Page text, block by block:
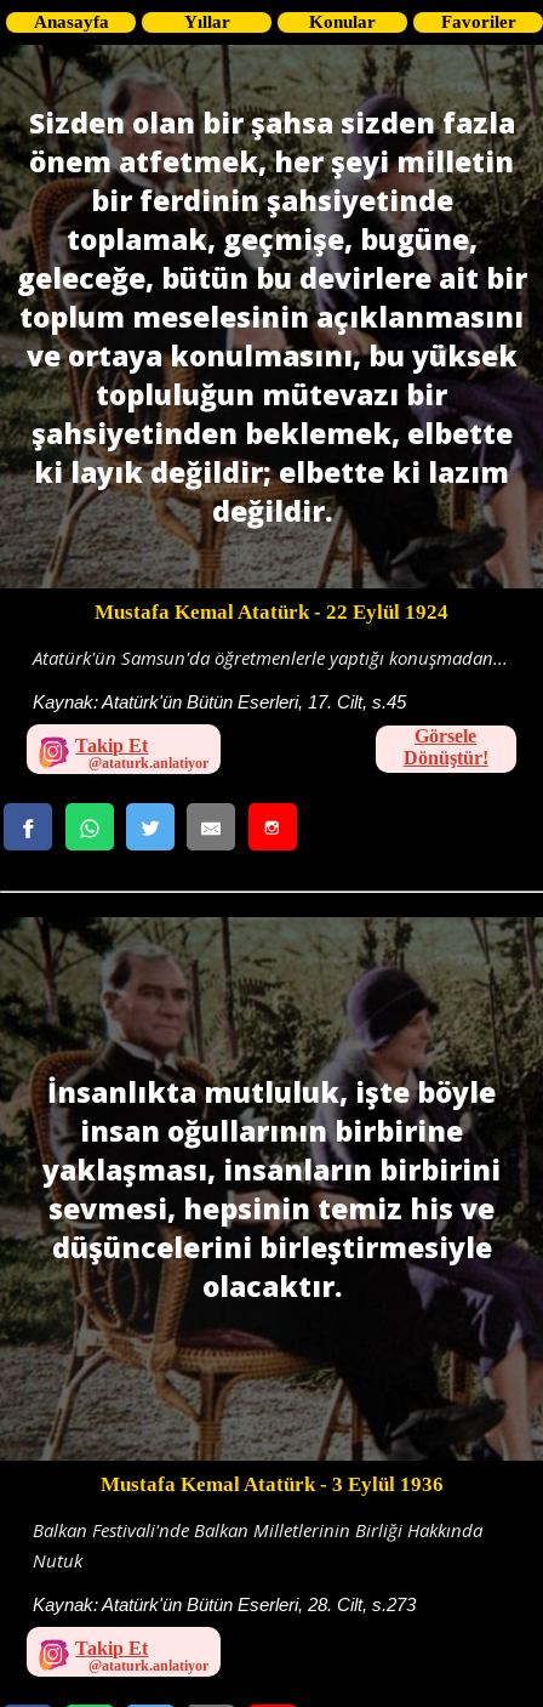
Anasayfa Yıllar Konular Favoriler
Sizden olan bir şahsa sizden fazla
önem atfetmek, her şeyi milletin
bir ferdinin şahsiyetinde
toplamak, geçmişe, bugüne,
geleceğe, bütün bu devirlere ait bir
toplum meselesinin açıklanmasını
ve ortaya konulmasını, bu yüksek
topluluğun mütevazı bir
şahsiyetinden beklemek, elbette
ki layık değildir; elbette ki lazım
değildir.
Mustafa Kemal Atatürk- 22 Eylül 1924
Atatürk'ün Samsun'da öğretmenlerle yaptığı konuşmadan...
Kaynak:Atatürk'ün Bütün Eserleri, 17. Cilt, s.45
Takip Et
Görsele
Dönüştür!
İnsanlıkta mutluluk, işte böyle
insan oğullarının birbirine
yaklaşması, insanların birbirini
sevmesi, hepsinin temiz his ve
düşüncelerini birleştirmesiyle
olacaktır.
Mustafa Kemal Atatürk- 3 Eylül 1936
Balkan Festivali'nde Balkan Milletlerinin Birliği Hakkında
Nutuk
Kaynak:Atatürk'ün Bütün Eserleri, 28. Cilt, s.273
Takip Et